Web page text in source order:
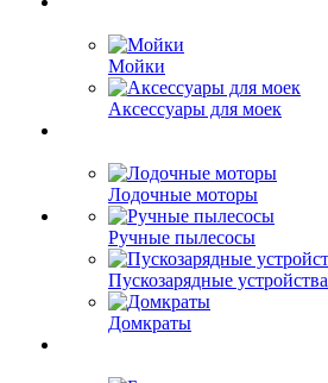
Мойки
Аксессуары для моек
Лодочные моторы
Ручные пылесосы
Пускозарядные устройства
Домкраты